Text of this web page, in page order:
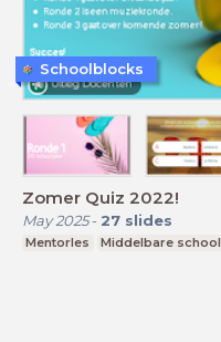
Zomer Quiz 2022!
May 2025- 27 slides
Mentorles Middelbare school
Schoolblocks